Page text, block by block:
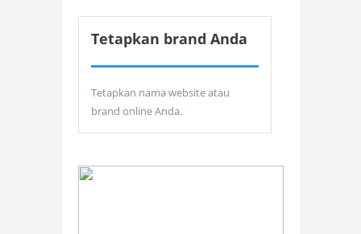
Tetapkan brand Anda
Tetapkan nama website atau
brand online Anda.